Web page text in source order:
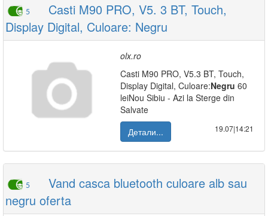
5
Casti M90 PRO, V5. 3 BT, Touch,
Display Digital, Culoare: Negru
olx.ro
Casti M90 PRO, V5.3 BT, Touch,
Display Digital, Culoare:Negru 60
leiNou Sibiu - Azi la Sterge din
Salvate
Детали...
19.07|14:21
5
Vand casca bluetooth culoare alb sau
negru oferta